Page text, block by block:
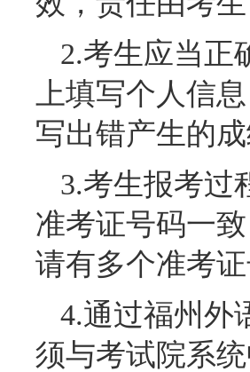
2.考生应当正
上填写个人信
写出错产生的
3.考生报考过
准考证号码一
请有多个准考
4.通过福州外
须与考试院系